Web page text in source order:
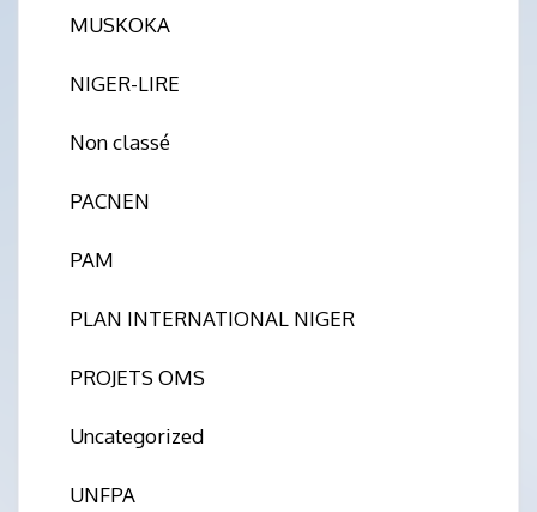
MUSKOKA
NIGER-LIRE
Non classé
PACNEN
PAM
PLAN INTERNATIONAL NIGER
PROJETS OMS
Uncategorized
UNFPA